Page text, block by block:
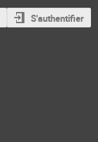
S'authentifier